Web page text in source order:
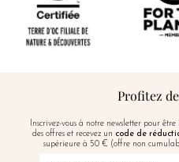
Profitez
Inscrivez-vous à notre newsletter pour
des offres et recevez un code de
supérieure à 50 € (offre non